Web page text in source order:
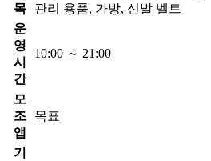
목
관리 용품, 가방, 신발 벨트
운
영
시
간
10:00 ～ 21:00
모
조
앱
목표
기